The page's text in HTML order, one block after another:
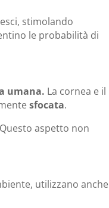
stimolando
le probabilità di
umana. La cornea e il
sfocata.
aspetto non
utilizzano anche